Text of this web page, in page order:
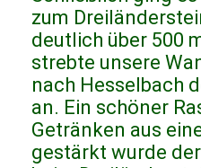
zum
deutlich über 500
strebte unsere
nach Hesselbach
an. Ein schöner
Getränken aus
gestärkt wurde